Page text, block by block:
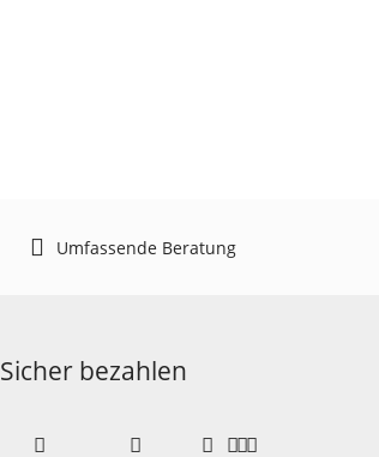
Umfassende Beratung
Sicher bezahlen